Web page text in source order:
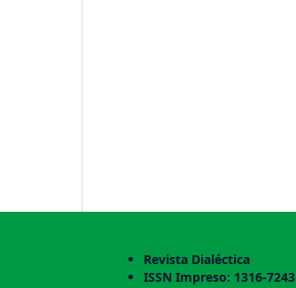
Revista Dialéctica
ISSN Impreso: 1316-7243